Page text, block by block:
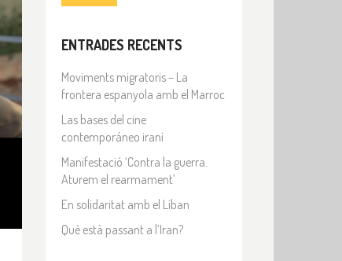
ENTRADES RECENTS
Moviments migratoris – La
frontera espanyola amb el Marroc
Las bases del cine
contemporáneo iraní
Manifestació ‘Contra la guerra.
Aturem el rearmament’
En solidaritat amb el Líban
Què està passant a l’Iran?